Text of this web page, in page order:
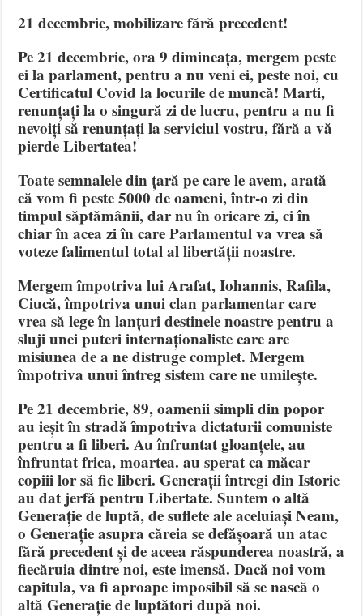
21 decembrie, mobilizare fără precedent!
Pe 21 decembrie, ora 9 dimineața, mergem peste
ei la parlament, pentru a nu veni ei, peste noi, cu
Certificatul Covid la locurile de muncă! Marti,
renunțați la o singură zi de lucru, pentru a nu fi
nevoiți să renunțați la serviciul vostru, fără a vă
pierde Libertatea!
Toate semnalele din țară pe care le avem, arată
că vom fi peste 5000 de oameni, într-o zi din
timpul săptămânii, dar nu în oricare zi, ci în
chiar în acea zi în care Parlamentul va vrea să
voteze falimentul total al libertății noastre.
Mergem împotriva lui Arafat, Iohannis, Rafila,
Ciucă, împotriva unui clan parlamentar care
vrea să lege în lanțuri destinele noastre pentru a
sluji unei puteri internaționaliste care are
misiunea de a ne distruge complet. Mergem
împotriva unui întreg sistem care ne umilește.
Pe 21 decembrie, 89, oamenii simpli din popor
au ieșit în stradă împotriva dictaturii comuniste
pentru a fi liberi. Au înfruntat gloanțele, au
înfruntat frica, moartea. au sperat ca măcar
copiii lor să fie liberi. Generații întregi din Istorie
au dat jerfă pentru Libertate. Suntem o altă
Generație de luptă, de suflete ale aceluiași Neam,
o Generație asupra căreia se defășoară un atac
fără precedent și de aceea răspunderea noastră, a
fiecăruia dintre noi, este imensă. Dacă noi vom
capitula, va fi aproape imposibil să se nască o
altă Generație de luptători după noi.